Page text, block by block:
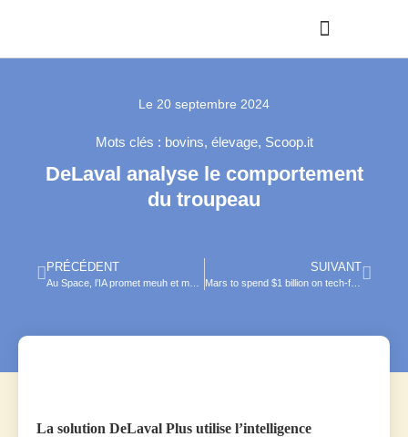
Le 20 septembre 2024
Mots clés : bovins, élevage, Scoop.it
DeLaval analyse le comportement
du troupeau
PRÉCÉDENT SUIVANT
Mars to spend $1 billion on tech-focused hiring, AI, and other digital initiatives to bolster its pet food division
La solution DeLaval Plus utilise l’intelligence